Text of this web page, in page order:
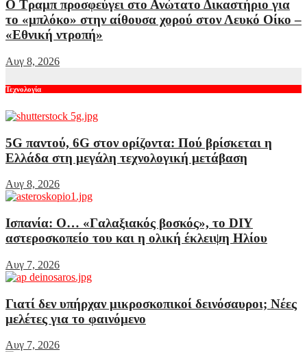
Ο Τραμπ προσφεύγει στο Ανώτατο Δικαστήριο για
το «μπλόκο» στην αίθουσα χορού στον Λευκό Οίκο –
«Εθνική ντροπή»
Αυγ 8, 2026
Τεχνολογία
5G παντού, 6G στον ορίζοντα: Πού βρίσκεται η
Ελλάδα στη μεγάλη τεχνολογική μετάβαση
Αυγ 8, 2026
Ισπανία: Ο… «Γαλαξιακός βοσκός», το DIY
αστεροσκοπείο του και η ολική έκλειψη Ηλίου
Αυγ 7, 2026
Γιατί δεν υπήρχαν μικροσκοπικοί δεινόσαυροι; Νέες
μελέτες για το φαινόμενο
Αυγ 7, 2026